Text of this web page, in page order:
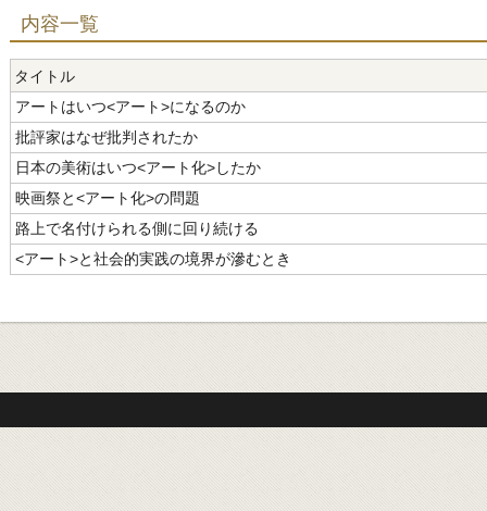
内容一覧
タイトル
アートはいつ<アート>になるのか
批評家はなぜ批判されたか
日本の美術はいつ<アート化>したか
映画祭と<アート化>の問題
路上で名付けられる側に回り続ける
<アート>と社会的実践の境界が滲むとき